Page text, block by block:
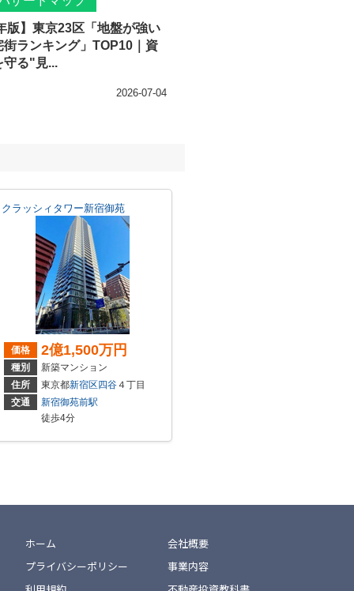
版】東京23区「地盤が強い
街ランキング」TOP10｜資
守る"見...
2026-07-04
クラッシィタワー新宿御苑
価格 2億1,500万円
種別
新築マンション
住所
東京都新宿区四谷４丁目
交通
新宿御苑前駅
徒歩4分
ホーム
プライバシーポリシー
会社概要
事業内容